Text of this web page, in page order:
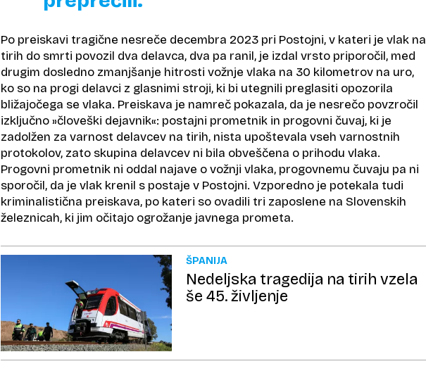
Po preiskavi tragične nesreče decembra 2023 pri Postojni, v kateri je vlak na
tirih do smrti povozil dva delavca, dva pa ranil, je izdal vrsto priporočil, med
drugim dosledno zmanjšanje hitrosti vožnje vlaka na 30 kilometrov na uro,
ko so na progi delavci z glasnimi stroji, ki bi utegnili preglasiti opozorila
bližajočega se vlaka. Preiskava je namreč pokazala, da je nesrečo povzročil
izključno »človeški dejavnik«: postajni prometnik in progovni čuvaj, ki je
zadolžen za varnost delavcev na tirih, nista upoštevala vseh varnostnih
protokolov, zato skupina delavcev ni bila obveščena o prihodu vlaka.
Progovni prometnik ni oddal najave o vožnji vlaka, progovnemu čuvaju pa ni
sporočil, da je vlak krenil s postaje v Postojni. Vzporedno je potekala tudi
kriminalistična preiskava, po kateri so ovadili tri zaposlene na Slovenskih
železnicah, ki jim očitajo ogrožanje javnega prometa.
ŠPANIJA
Nedeljska tragedija na tirih vzela
še 45. življenje